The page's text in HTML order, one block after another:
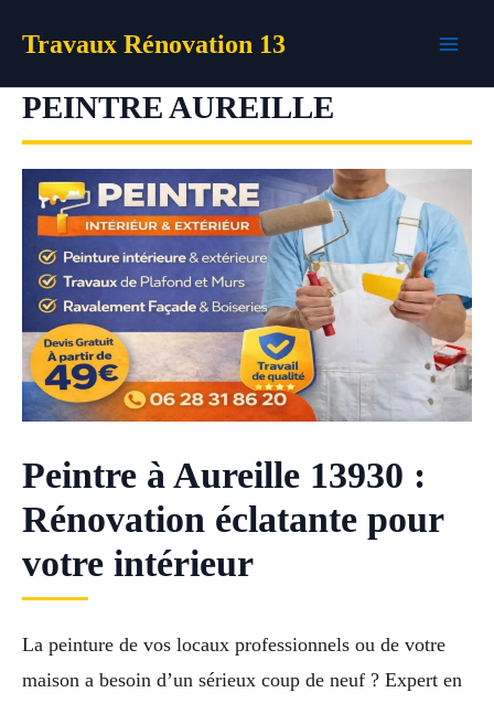
Travaux Rénovation 13
PEINTRE AUREILLE
Peintre à Aureille 13930 :
Rénovation éclatante pour
votre intérieur
La peinture de vos locaux professionnels ou de votre
maison a besoin d’un sérieux coup de neuf ? Expert en